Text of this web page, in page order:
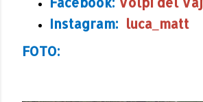
Instagram: luca_matt
FOTO: